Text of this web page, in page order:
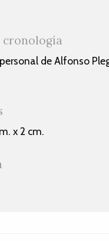
cronología
de Alfonso
x 2 cm.